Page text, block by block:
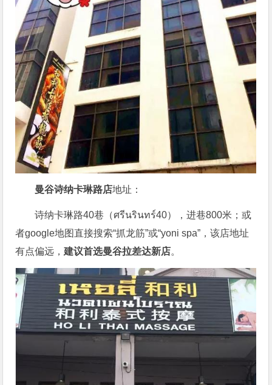
曼谷诗纳卡琳路店地址：
诗纳卡琳路40巷（ศรีนรินทร์40），进巷800米；或
者google地图直接搜索“抓龙筋”或“yoni spa”，该店地址
有点偏远，建议首选曼谷拉差达新店。